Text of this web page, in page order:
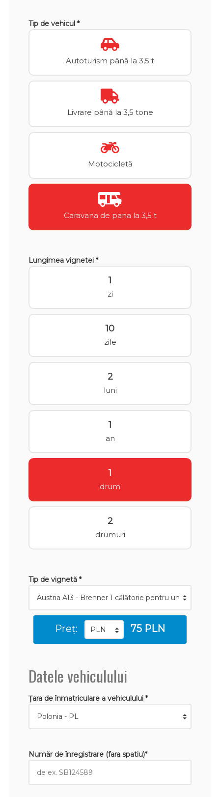
Tip de vehicul *
Autoturism până la 3,5 t
Livrare până la 3,5 tone
Motocicletă
Caravana de pana la 3,5 t
Lungimea vignetei *
1
zi
10
zile
2
luni
1
an
1
drum
2
drumuri
Tip de vignetă *
Preț: 75 PLN
Datele vehiculului
Țara de înmatriculare a vehiculului *
Număr de înregistrare (fara spatiu)*